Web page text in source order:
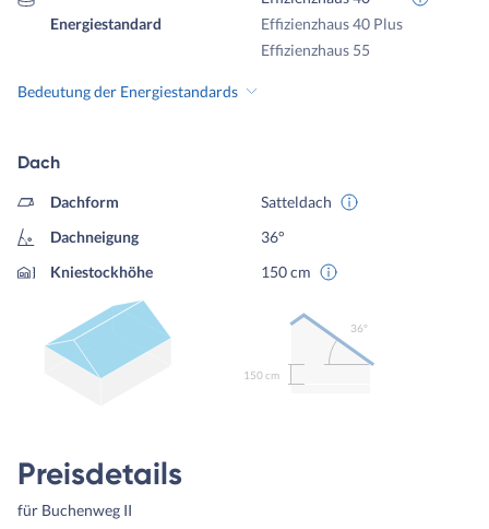
Energiestandard
Effizienzhaus 40 Plus
Effizienzhaus 55
Bedeutung der Energiestandards
Dach
Dachform
Satteldach
Dachneigung
36°
Kniestockhöhe
150 cm
150 cm
36º
Preisdetails
für Buchenweg II